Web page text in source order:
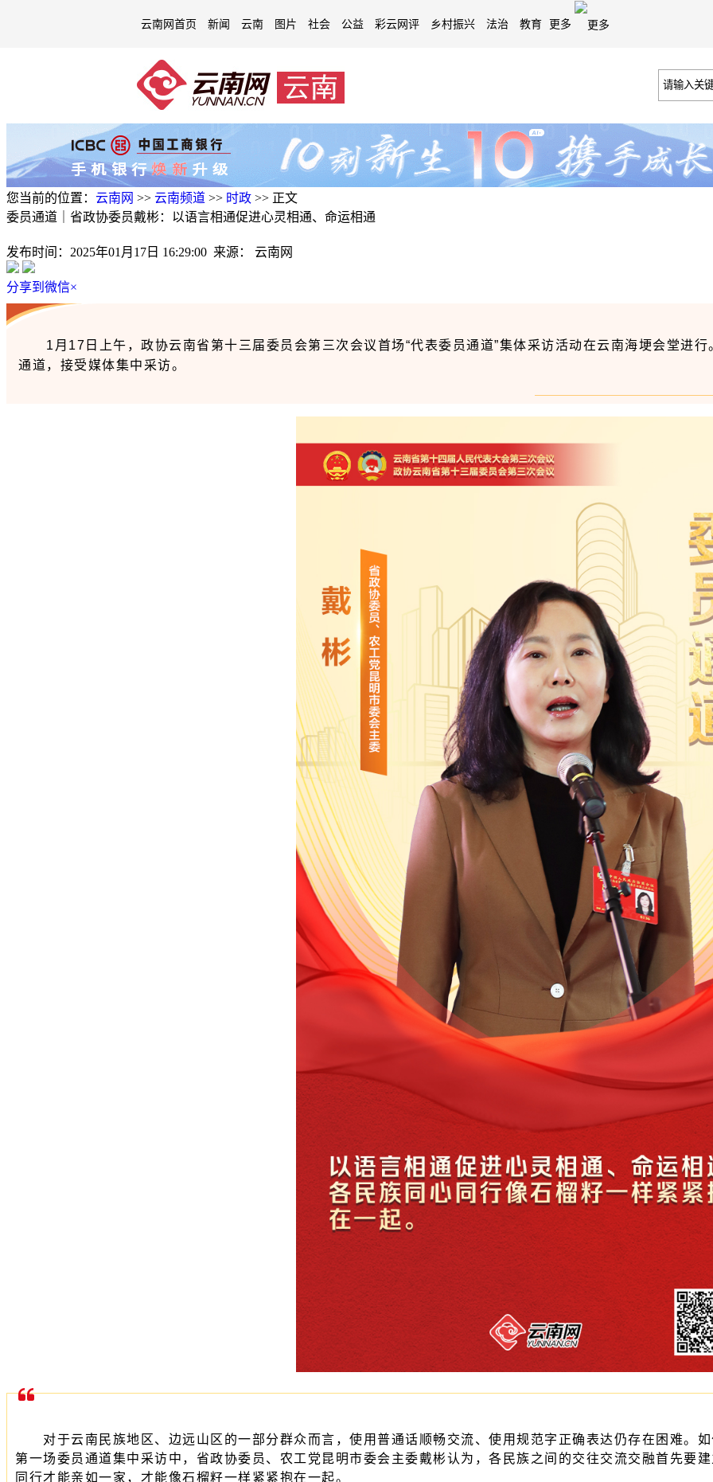
云南网首页 新闻 云南 图片 社会 公益 彩云网评 乡村振兴 法治 教育 更多
您当前的位置： 云南网 >> 云南频道 >> 时政 >> 正文
委员通道｜省政协委员戴彬：以语言相通促进心灵相通、命运相通
发布时间： 2025年01月17日 16:29:00 来源： 云南网
分享到微信×
1月17日上午，政协云南省第十三届委员会第三次会议首场“代表委员通道”集体采访活动在云南海埂会堂进
通道，接受媒体集中采访。
对于云南民族地区、边远山区的一部分群众而言，使用普通话顺畅交流、使用规范字正确表达仍存在困难。
第一场委员通道集中采访中，省政协委员、农工党昆明市委会主委戴彬认为，各民族之间的交往交流交融首先要
同行才能亲如一家，才能像石榴籽一样紧紧抱在一起。